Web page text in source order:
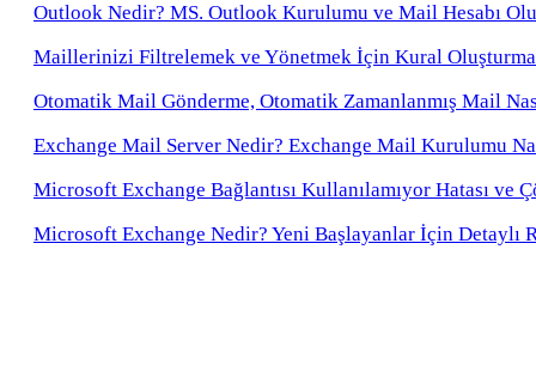
Outlook Nedir? MS. Outlook Kurulumu ve Mail Hesabı
Maillerinizi Filtrelemek ve Yönetmek İçin Kural Oluşturma
Otomatik Mail Gönderme, Otomatik Zamanlanmış Mail
Exchange Mail Server Nedir? Exchange Mail Kurulumu
Microsoft Exchange Bağlantısı Kullanılamıyor Hatası ve
Microsoft Exchange Nedir? Yeni Başlayanlar İçin Detaylı